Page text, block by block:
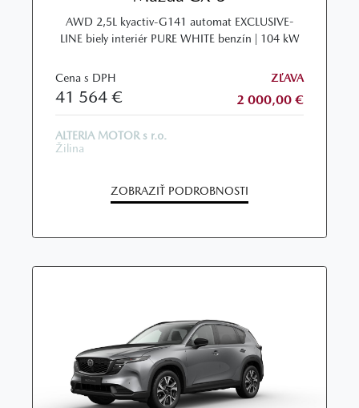
AWD 2,5L kyactiv-G141 automat EXCLUSIVE-
LINE biely interiér PURE WHITE benzín | 104 kW
Cena s DPH
41 564 €
ZĽAVA
2 000,00 €
ALTERIA MOTOR s r.o.
Žilina
ZOBRAZIŤ PODROBNOSTI